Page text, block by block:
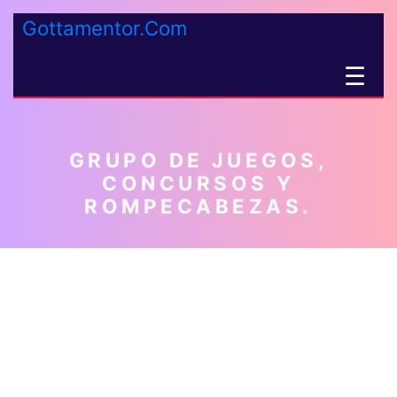
Gottamentor.Com
☰
GRUPO DE JUEGOS,
CONCURSOS Y
ROMPECABEZAS.